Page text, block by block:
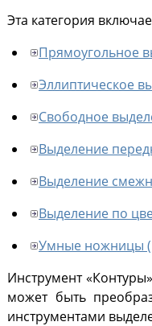
Эта категория
Прямоугольное
Эллиптическое
Свободное
Выделение
Выделение
Выделение по
Умные ножницы
Инструмент
может быть
инструментами